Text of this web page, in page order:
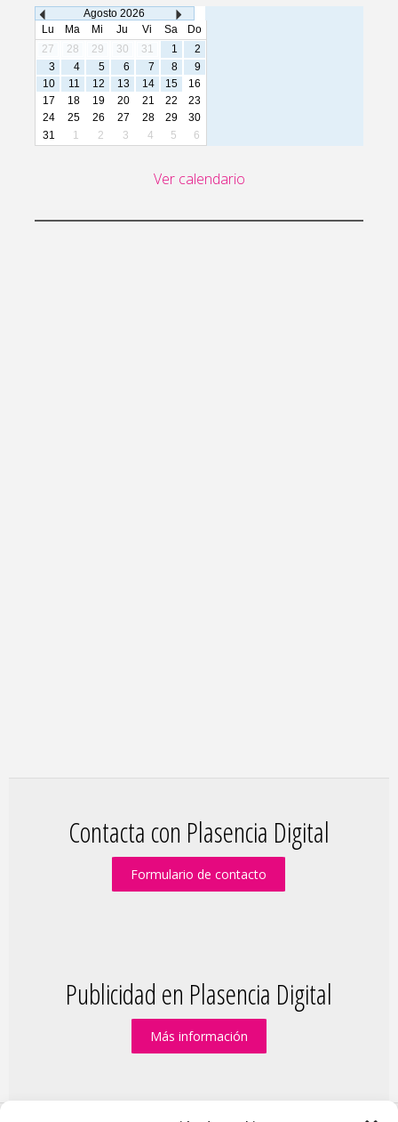
Agosto 2026
Lu
Ma Mi Ju Vi Sa
Do
27
28 29 30 31 1
2
3
4 5 6 7 8
9
10
11 12 13 14 15
16
17
18 19 20 21 22
23
24
25 26 27 28 29
30
31
1 2 3 4 5 6
Ver calendario
Contacta con Plasencia Digital
Formulario de contacto
Publicidad en Plasencia Digital
Más información